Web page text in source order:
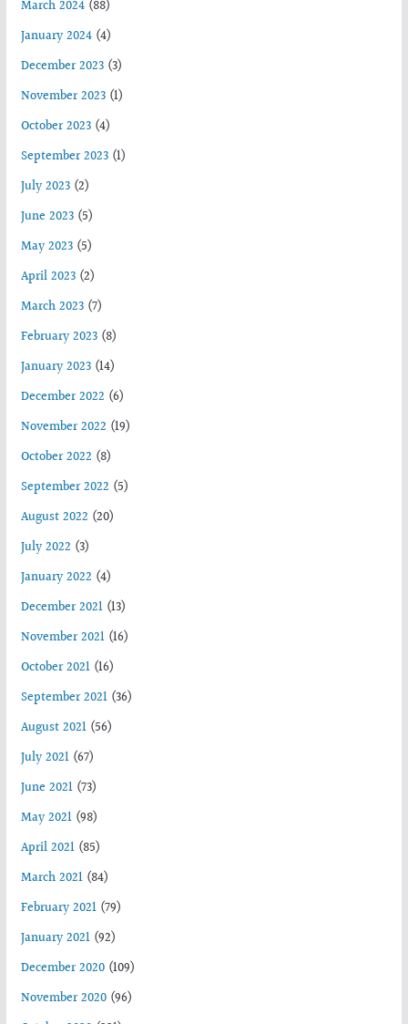
March 2024(88)
January 2024(4)
December 2023(3)
November 2023(1)
October 2023(4)
September 2023(1)
July 2023(2)
June 2023(5)
May 2023(5)
April 2023(2)
March 2023(7)
February 2023(8)
January 2023(14)
December 2022 (6)
November 2022 (19)
October 2022 (8)
September 2022 (5)
August 2022 (20)
July 2022 (3)
January 2022 (4)
December 2021(13)
November 2021(16)
October 2021(16)
September 2021(36)
August 2021(56)
July 2021(67)
June 2021(73)
May 2021(98)
April 2021(85)
March 2021(84)
February 2021(79)
January 2021(92)
December 2020(109)
November 2020(96)